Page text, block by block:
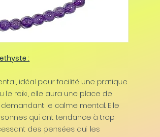
:
idéal pour facilité une pratique
le reiki, elle aura une place de
le calme mental. Elle
qui ont tendance à trop
des pensées qui les